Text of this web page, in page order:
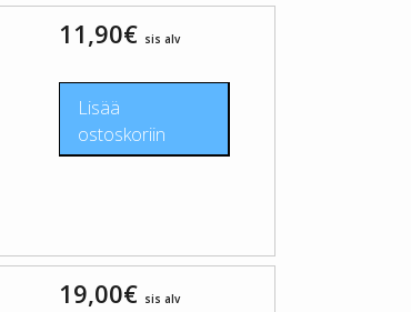
11,90€ sis alv
Lisää
ostoskoriin
19,00€ sis alv